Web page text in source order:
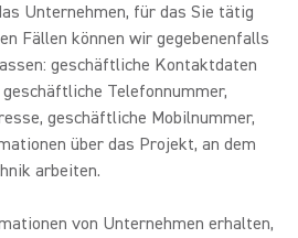
Unternehmen, für das Sie tätig
Fällen können wir gegebenenfalls
geschäftliche Kontaktdaten
Telefonnummer,
geschäftliche Mobilnummer,
über das Projekt, an dem
arbeiten.
von Unternehmen erhalten,